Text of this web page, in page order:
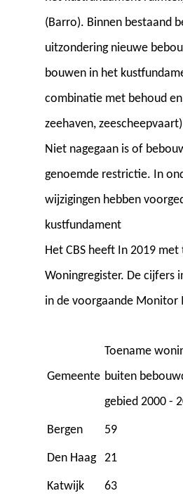
(Barro). Binnen bestaand
uitzondering nieuwe
bouwen in het
combinatie met behoud
zeehaven,
Niet nagegaan is of
genoemde restrictie. In
wijzigingen hebben
kustfundament
Het CBS heeft In 2019
Woningregister. De cijfers
in de voorgaande Monitor
Gemeente
Toename
buiten
gebied 2000 -
Bergen 59
Den Haag 21
Katwijk 63